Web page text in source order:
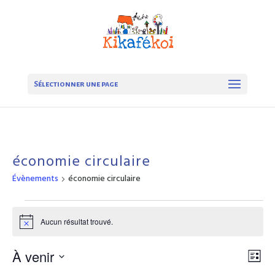
Sélectionner une page
économie circulaire
Évènements économie circulaire
Évènements
Notice Aucun résultat trouvé.
Liste
À venir